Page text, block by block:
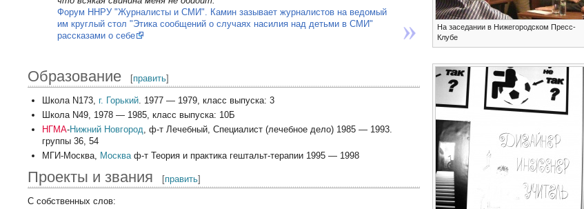
На заседании в Нижегородском Пресс-
Клубе
Форум ННРУ "Журналисты и СМИ". Камин зазывает журналистов на ведомый
им круглый стол "Этика сообщений о случаях насилия над детьми в СМИ"
рассказами о себе
Образование [править]
Школа N173, г. Горький. 1977 — 1979, класс выпуска: 3
Школа N49, 1978 — 1985, класс выпуска: 10Б
НГМА-Нижний Новгород, ф-т Лечебный, Специалист (лечебное дело) 1985 — 1993.
группы 36, 54
МГИ-Москва,
Москваф-т Теория и практика гештальт-терапии 1995 — 1998
Проекты и звания [править]
С собственных слов: